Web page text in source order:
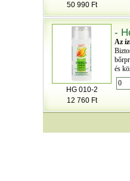
50 990 Ft
HG 010-2
12 760 Ft
-
Az
és